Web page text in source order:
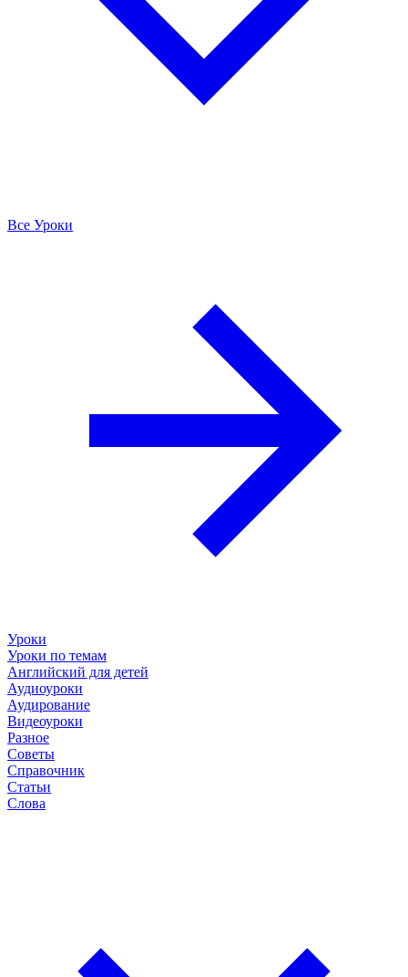
Все Уроки
Уроки
Уроки по темам
Английский для детей
Аудиоуроки
Аудирование
Видеоуроки
Разное
Советы
Справочник
Статьи
Слова